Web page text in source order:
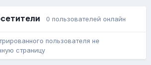
0 пользователей онлайн
пользователя не
страницу